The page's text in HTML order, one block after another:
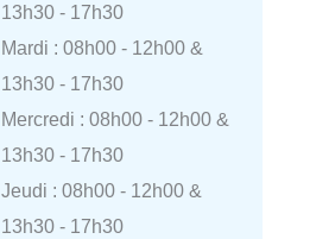
13h30 - 17h30
Mardi : 08h00 - 12h00 &
13h30 - 17h30
Mercredi : 08h00 - 12h00 &
13h30 - 17h30
Jeudi : 08h00 - 12h00 &
13h30 - 17h30